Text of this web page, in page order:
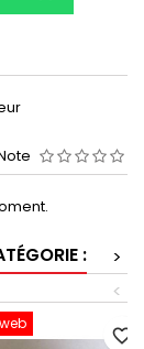
:
>
<
favorite_border